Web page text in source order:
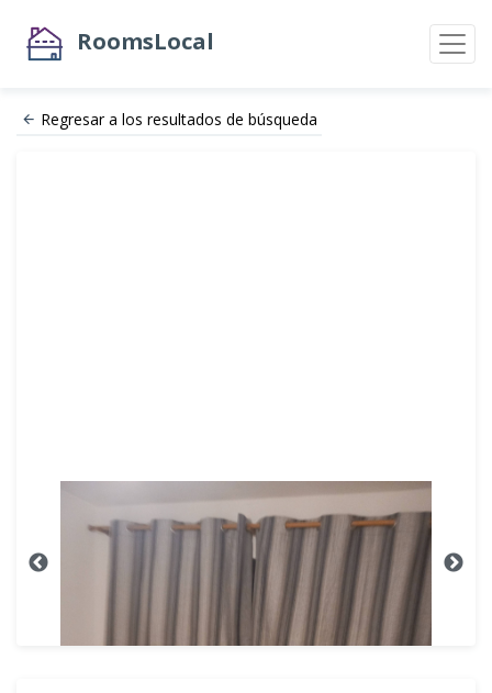
RoomsLocal
Regresar a los resultados de búsqueda